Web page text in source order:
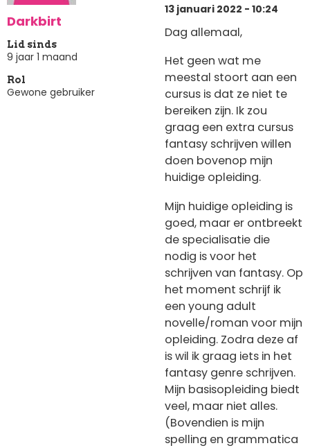
Darkbirt
Lid sinds
9 jaar 1 maand
Rol
Gewone gebruiker
13 januari 2022 - 10:24
Dag allemaal,
Het geen wat me
meestal stoort aan een
cursus is dat ze niet te
bereiken zijn. Ik zou
graag een extra cursus
fantasy schrijven willen
doen bovenop mijn
huidige opleiding.
Mijn huidige opleiding is
goed, maar er ontbreekt
de specialisatie die
nodig is voor het
schrijven van fantasy. Op
het moment schrijf ik
een young adult
novelle/roman voor mijn
opleiding. Zodra deze af
is wil ik graag iets in het
fantasy genre schrijven.
Mijn basisopleiding biedt
veel, maar niet alles.
(Bovendien is mijn
spelling en grammatica